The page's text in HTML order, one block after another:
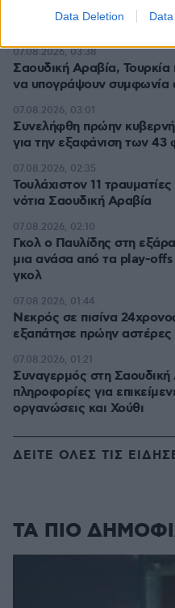
Data Deletion
Επεισόδια μεταξύ
από τη Γερουσία στην
Σαουδική Αραβία, Τουρκία
να υπογράψουν συμφωνία
07.08.2026, 03:38
Συνελήφθη πρώην
για την εξαφάνιση των 43
07.08.2026, 03:01
Τουλάχιστον 11
νότια Σαουδική Αραβία
07.08.2026, 02:35
Γκολ ο Παυλίδης στη
μια ανάσα από τα play-offs
γκολ
07.08.2026, 02:10
Νεκρός σε πισίνα
εξαπάτησε πρώην αστέρες
07.08.2026, 01:44
Συναγερμός στη
πληροφορίες για
οργανώσεις και Χούθι
07.08.2026, 01:21
ΔΕΙΤΕ ΟΛΕΣ ΤΙΣ
ΤΑ ΠΙΟ